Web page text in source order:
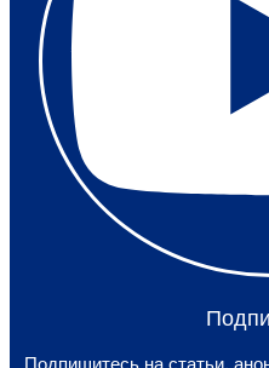
Подпишитесь на статьи,